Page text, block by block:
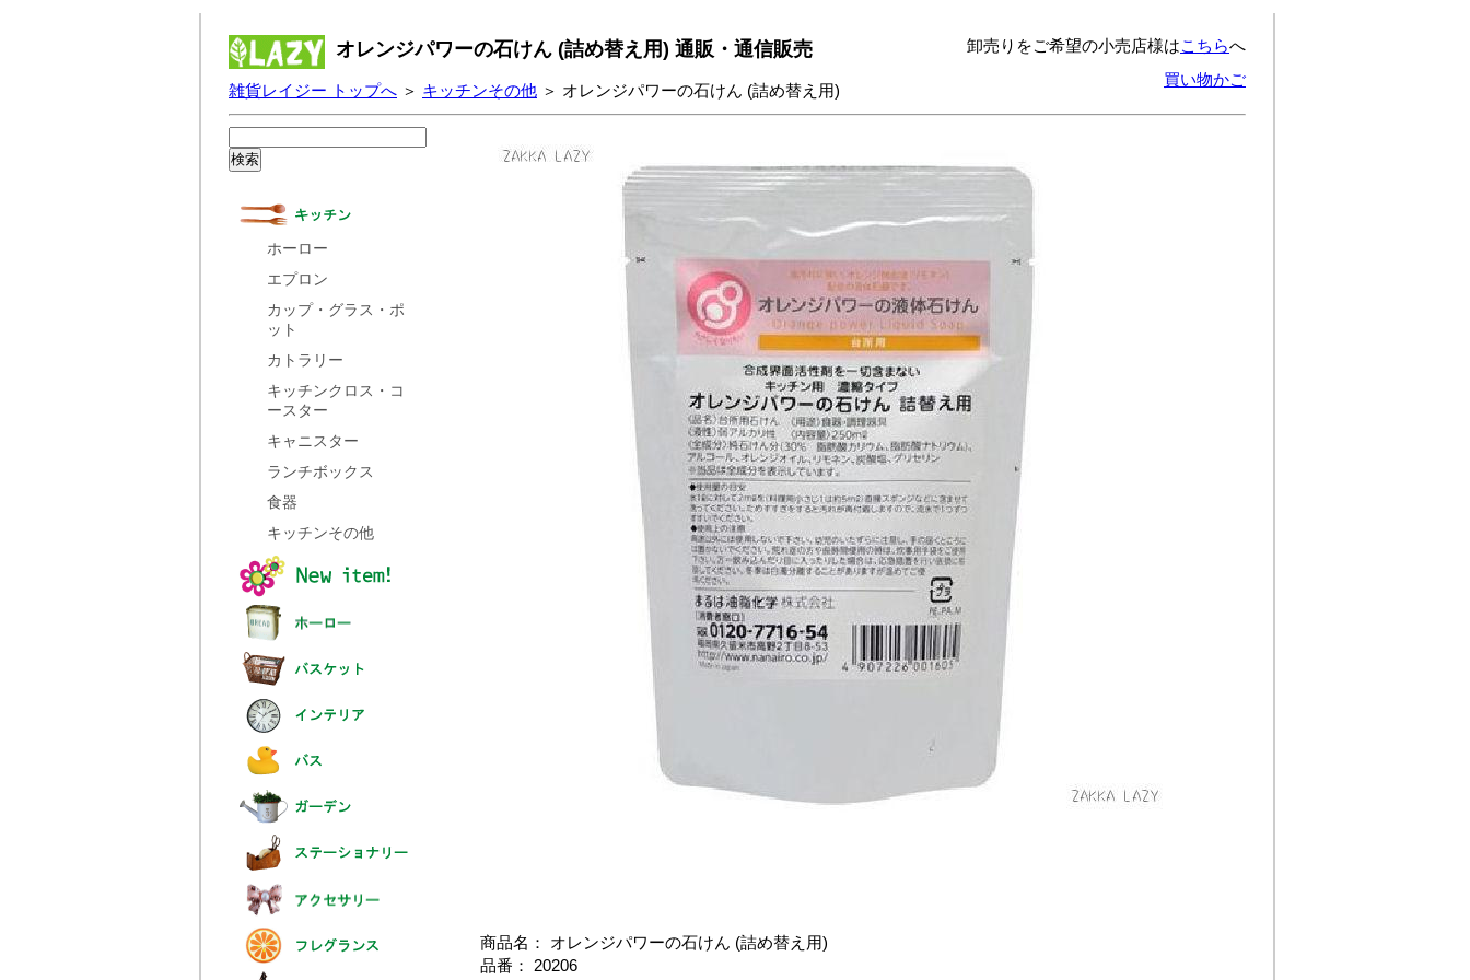
オレンジパワーの石けん (詰め替え用) 通販・通信販売 卸売りをご希望の小売店様はこちらへ
雑貨レイジー トップへ ＞ キッチンその他 ＞ オレンジパワーの石けん (詰め替え用)
買い物かご
商品名： オレンジパワーの石けん (詰め替え用)
品番： 20206
ホーロー
エプロン
カップ・グラス・ポ
ット
カトラリー
キッチンクロス・コ
ースター
キャニスター
ランチボックス
食器
キッチンその他